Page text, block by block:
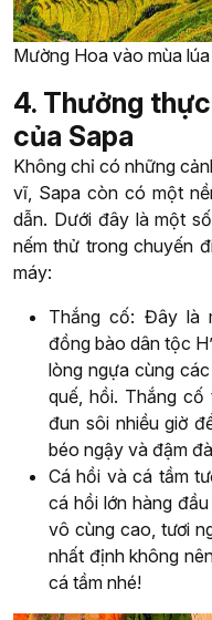
Mường Hoa vào mùa
4. Thưởng
của Sapa
Không chỉ có những
vĩ, Sapa còn có một
dẫn. Dưới đây là một
nếm thử trong chuyến
máy:
Thắng cố: Đây là
đồng bào dân tộc
lòng ngựa cùng
quế, hồi. Thắng cố
đun sôi nhiều giờ
béo ngậy và đậm
Cá hồi và cá tầm
cá hồi lớn hàng
vô cùng cao, tươi
nhất định không
cá tầm nhé!